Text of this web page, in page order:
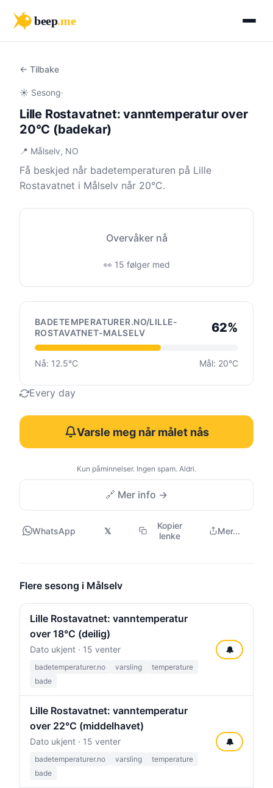
beep.me
← Tilbake
☀️ Sesong·
Lille Rostavatnet: vanntemperatur over
20°C (badekar)
📍 Målselv, NO
Få beskjed når badetemperaturen på Lille
Rostavatnet i Målselv når 20°C.
Overvåker nå
👀 15 følger med
BADETEMPERATURER.NO/LILLE-
ROSTAVATNET-MALSELV
62%
Nå: 12.5°C Mål: 20°C
Every day
Varsle meg når målet nås
Kun påminnelser. Ingen spam. Aldri.
🔗 Mer info →
WhatsApp 𝕏
Kopier
lenke
Mer...
Flere sesong i Målselv
Lille Rostavatnet: vanntemperatur
over 18°C (deilig)
Dato ukjent · 15 venter
badetemperaturer.no varsling
temperature
bade
🔔
Lille Rostavatnet: vanntemperatur
over 22°C (middelhavet)
Dato ukjent · 15 venter
badetemperaturer.no varsling
temperature
bade
🔔